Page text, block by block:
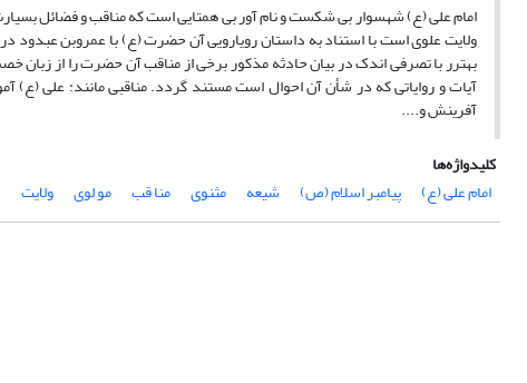
امام علی (ع) شهسوار بی شکست و نام آور بی همتایی است که مناقب و فضائل
ولایت علوی است با استناد به داستان رویارویی آن حضرت (ع) با عمروبن عبدود
بهترر با تصرفی اندک در بیان حادثه مذکور برخی از مناقب آن حضرت را از زبان
آیات و روایاتی که در شأن آن احوال است مستند گردد. مناقبی مانند: علی (ع)
آفرینش و....
کلیدواژه‌ها
امام علی (ع)
پیامبر اسلام (ص) شیعه مثنوی منا قب مو لوی ولایت